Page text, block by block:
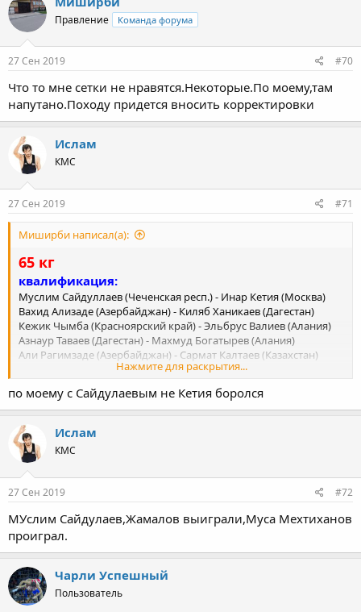
Правление Команда форума
27 Сен 2019 #70
Что то мне сетки не нравятся.Некоторые.По моему,там
напутано.Походу придется вносить корректировки
Ислам
КМС
27 Сен 2019 #71
Миширби написал(а):
65 кг
квалификация:
Муслим Сайдуллаев (Чеченская респ.) - Инар Кетия (Москва)
Вахид Ализаде (Азербайджан) - Киляб Ханикаев (Дагестан)
Кежик Чымба (Красноярский край) - Эльбрус Валиев (Алания)
Азнаур Таваев (Дагестан) - Махмуд Богатырев (Алания)
Али Рагимзаде (Азербайджан) - Сармат Калтаев (Казахстан)
Руслан Жендаев (Красноярский край) - Шамиль Магомедов
Хаджимурад Базарганов (Дагестан) - Роберт Дзукаев (Алания)
Георгий Секинаев (Алания) - Роберт Манасян (Красноярский
край)
Мухамад Бештоев (Москва) - Курбан Шираев (Дагестан)
Майрбек Саидов (Чеченская респ) - Антон Евдокимов
(Красноярский край)
Иналбек Шериев (Москва) - Артем Евглевский (Кемеровская
обл)
Ахмед Касумов (Дагестан) - Адам Далгатов (Дагестан)
Савр Шалбуров (Калмыкия) - Артур Бадтиев (Алания)
Тимофей Богатырев (Алания) - Загир Шахиев (Дагестан)
1\8 финала:
Давид Чельдиев (Алания) - Аюбхан Сайдалханов (С-Петербург)
Нажмите для раскрытия...
по моему с Сайдулаевым не Кетия боролся
Ислам
КМС
27 Сен 2019 #72
МУслим Сайдулаев,Жамалов выиграли,Муса Мехтиханов
проиграл.
Чарли Успешный
Пользователь